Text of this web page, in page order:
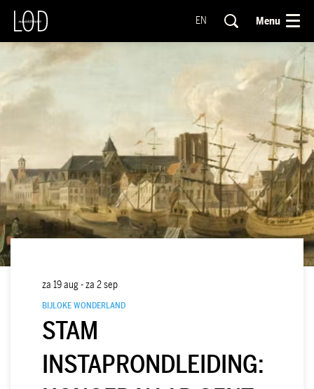
EN Menu
STAM
INSTAPRONDLEIDING:
BIJLOKE WONDERLAND
za 19 aug-za 2 sep